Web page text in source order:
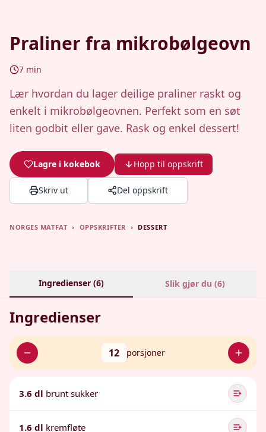
Praliner fra mikrobølgeovn
7 min
Lær hvordan du lager deilige praliner raskt og
enkelt i mikrobølgeovnen. Perfekt som en søt
liten godbit eller gave. Rask og enkel dessert!
Lagre i kokebok Hopp til oppskrift
Skriv ut Del oppskrift
NORGES MATFAT › OPPSKRIFTER › DESSERT
Ingredienser (6) Slik gjør du (6)
Ingredienser
12 porsjoner
3.6 dl brunt sukker
1.6 dl kremfløte